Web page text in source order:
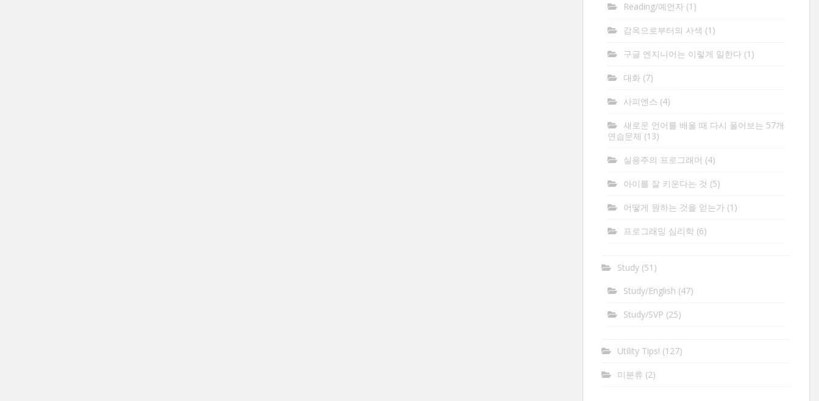
Reading/예언자(1)
감옥으로부터의 사색 (1)
구글 엔지니어는 이렇게 일한다(1)
대화(7)
사피엔스 (4)
새로운 언어를 배울 때 다시 풀어보는 57개
연습문제 (13)
실용주의 프로그래머 (4)
아이를 잘 키운다는 것 (5)
어떻게 원하는 것을 얻는가(1)
프로그래밍 심리학(6)
Study(51)
Study/English (47)
Study/SVP (25)
Utility Tips! (127)
미분류 (2)